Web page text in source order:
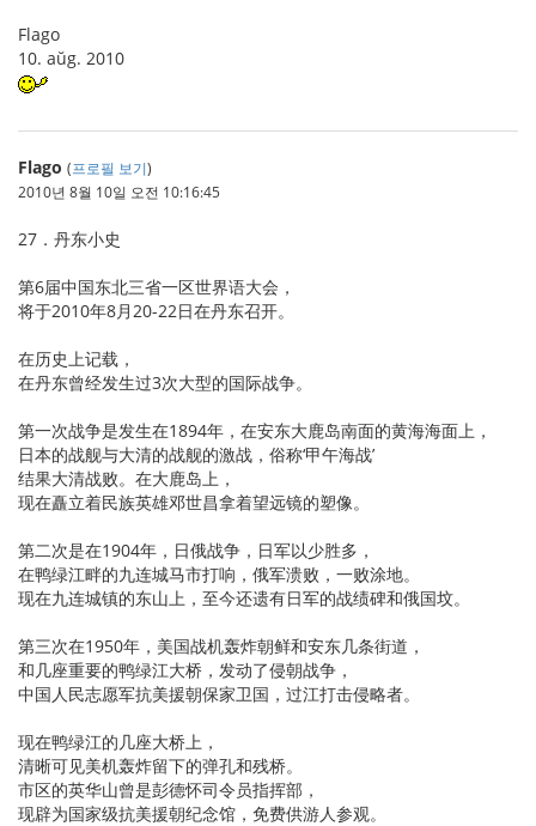
Flago
10. aŭg. 2010
Flago (프로필 보기)
2010년 8월 10일 오전 10:16:45
27．丹东小史
第6届中国东北三省一区世界语大会，
将于2010年8月20-22日在丹东召开。
在历史上记载，
在丹东曾经发生过3次大型的国际战争。
第一次战争是发生在1894年，在安东大鹿岛南面的黄海海面上，
日本的战舰与大清的战舰的激战，俗称‘甲午海战’
结果大清战败。在大鹿岛上，
现在矗立着民族英雄邓世昌拿着望远镜的塑像。
第二次是在1904年，日俄战争，日军以少胜多，
在鸭绿江畔的九连城马市打响，俄军溃败，一败涂地。
现在九连城镇的东山上，至今还遗有日军的战绩碑和俄国坟。
第三次在1950年，美国战机轰炸朝鲜和安东几条街道，
和几座重要的鸭绿江大桥，发动了侵朝战争，
中国人民志愿军抗美援朝保家卫国，过江打击侵略者。
现在鸭绿江的几座大桥上，
清晰可见美机轰炸留下的弹孔和残桥。
市区的英华山曾是彭德怀司令员指挥部，
现辟为国家级抗美援朝纪念馆，免费供游人参观。